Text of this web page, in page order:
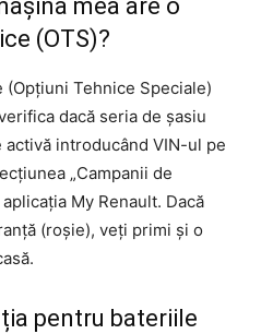
mea are o
(OTS)?
Tehnice Speciale)
dacă seria de șasiu
introducând VIN-ul pe
„Campanii de
My Renault. Dacă
(roșie), veți primi și o
pentru bateriile